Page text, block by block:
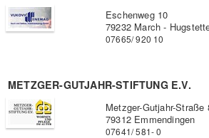
Eschenweg 10
79232 March -
07665/ 920 10
METZGER-GUTJAHR-STIFTUNG E.V.
Metzger-Gutjahr-Straße
79312 Emmendingen
07641/ 581- 0